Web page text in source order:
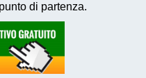
di partenza.